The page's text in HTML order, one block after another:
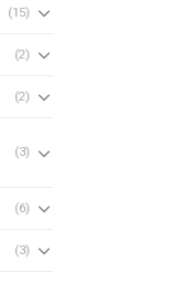
(15)
(2)
(2)
(3)
(6)
(3)